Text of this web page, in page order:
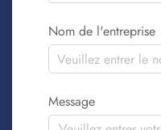
Nom de l'entreprise
Message